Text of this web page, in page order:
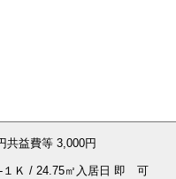
共益費等 3,000円
１Ｋ / 24.75㎡ 入居日 即 可